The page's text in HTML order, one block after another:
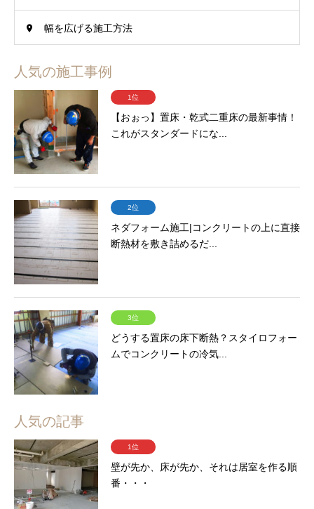
幅を広げる施工方法
人気の施工事例
1位
【おぉっ】置床・乾式二重床の最新事情！
これがスタンダードにな...
2位
ネダフォーム施工|コンクリートの上に直接
断熱材を敷き詰めるだ...
3位
どうする置床の床下断熱？スタイロフォー
ムでコンクリートの冷気...
人気の記事
1位
壁が先か、床が先か、それは居室を作る順
番・・・